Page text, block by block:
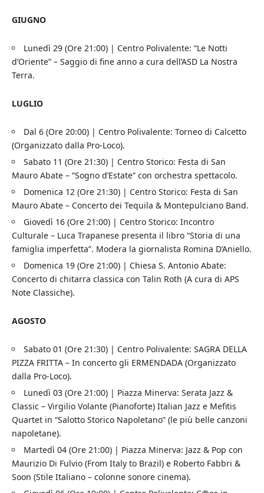
GIUGNO
Lunedì 29 (Ore 21:00) | Centro Polivalente: “Le Notti
d’Oriente” – Saggio di fine anno a cura dell’ASD La Nostra
Terra.
LUGLIO
Dal 6 (Ore 20:00) | Centro Polivalente: Torneo di Calcetto
(Organizzato dalla Pro-Loco).
Sabato 11 (Ore 21:30) | Centro Storico: Festa di San
Mauro Abate – “Sogno d’Estate” con orchestra spettacolo.
Domenica 12 (Ore 21:30) | Centro Storico: Festa di San
Mauro Abate – Concerto dei Tequila & Montepulciano Band.
Giovedì 16 (Ore 21:00) | Centro Storico: Incontro
Culturale – Luca Trapanese presenta il libro “Storia di una
famiglia imperfetta”. Modera la giornalista Romina D’Aniello.
Domenica 19 (Ore 21:00) | Chiesa S. Antonio Abate:
Concerto di chitarra classica con Talin Roth (A cura di APS
Note Classiche).
AGOSTO
Sabato 01 (Ore 21:30) | Centro Polivalente: SAGRA DELLA
PIZZA FRITTA – In concerto gli ERMENDADA (Organizzato
dalla Pro-Loco).
Lunedì 03 (Ore 21:00) | Piazza Minerva: Serata Jazz &
Classic – Virgilio Volante (Pianoforte) Italian Jazz e Mefitis
Quartet in “Salotto Storico Napoletano” (le più belle canzoni
napoletane).
Martedì 04 (Ore 21:00) | Piazza Minerva: Jazz & Pop con
Maurizio Di Fulvio (From Italy to Brazil) e Roberto Fabbri &
Soon (Stile Italiano – colonne sonore cinema).